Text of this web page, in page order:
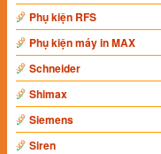
Phụ kiện RFS
Phụ kiện máy in MAX
Schneider
Shimax
Siemens
Siren